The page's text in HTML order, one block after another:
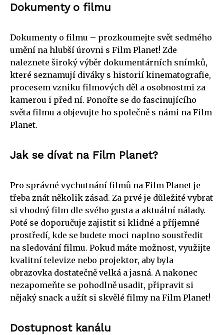
Dokumenty o filmu
Dokumenty o filmu – prozkoumejte svět sedmého
umění na hlubší úrovni s Film Planet! Zde
naleznete široký výběr dokumentárních snímků,
které seznamují diváky s historií kinematografie,
procesem vzniku filmových děl a osobnostmi za
kamerou i před ní. Ponořte se do fascinujícího
světa filmu a objevujte ho společně s námi na Film
Planet.
Jak se dívat na Film Planet?
Pro správné vychutnání filmů na Film Planet je
třeba znát několik zásad. Za prvé je důležité vybrat
si vhodný film dle svého gusta a aktuální nálady.
Poté se doporučuje zajistit si klidné a příjemné
prostředí, kde se budete moci naplno soustředit
na sledování filmu. Pokud máte možnost, využijte
kvalitní televize nebo projektor, aby byla
obrazovka dostatečně velká a jasná. A nakonec
nezapomeňte se pohodlně usadit, připravit si
nějaký snack a užít si skvělé filmy na Film Planet!
Dostupnost kanálu